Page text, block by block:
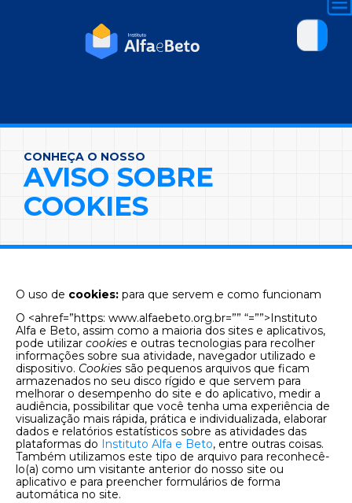
CONHEÇA O NOSSO
AVISO SOBRE
COOKIES
O uso de cookies: para que servem e como funcionam
O <ahref=”https: www.alfaebeto.org.br=”” “=””>Instituto
Alfa e Beto, assim como a maioria dos sites e aplicativos,
pode utilizar cookies e outras tecnologias para recolher
informações sobre sua atividade, navegador utilizado e
dispositivo. Cookies são pequenos arquivos que ficam
armazenados no seu disco rígido e que servem para
melhorar o desempenho do site e do aplicativo, medir a
audiência, possibilitar que você tenha uma experiência de
visualização mais rápida, prática e individualizada, elaborar
dados e relatórios estatísticos sobre as atividades das
plataformas do Instituto Alfa e Beto, entre outras coisas.
Também utilizamos este tipo de arquivo para reconhecê-
lo(a) como um visitante anterior do nosso site ou
aplicativo e para preencher formulários de forma
automática no site.